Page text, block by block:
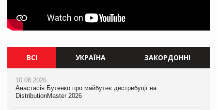
ВСІ УКРАЇНА ЗАКОРДОННІ
10.08.2026
Анастасія Бутенко про майбутнє дистрибуції на
DistributionMaster 2026
10.08.2026
Анастасія Бутенко про майбутнє дистрибуції на
DistributionMaster 2026
10.08.2026
Mattel присвятила Barbie Вітні Х'юстон